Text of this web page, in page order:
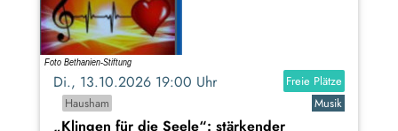
Di., 13.10.2026 19:00 Uhr
Freie Plätze
Hausham
Musik
„Klingen für die Seele“: stärkender